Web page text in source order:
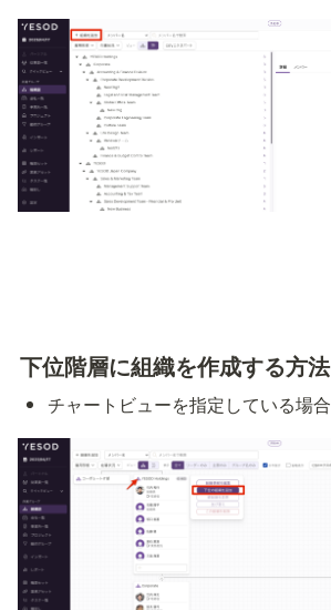
下位階層に組織を作成する方法
チャートビューを指定している場合